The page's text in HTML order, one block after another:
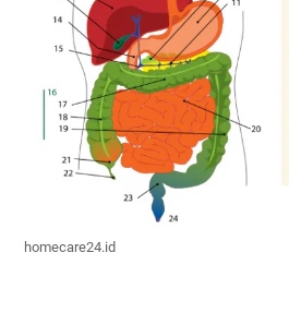
homecare24.id